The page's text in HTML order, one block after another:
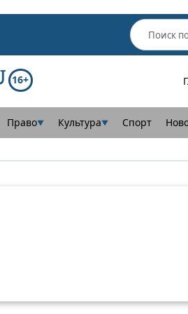
16+
Право▼ Культура▼ Спорт